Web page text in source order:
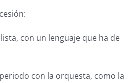
con un lenguaje que ha de
con la orquesta, como la